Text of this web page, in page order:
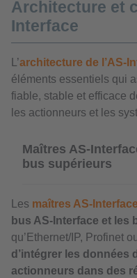
Architecture et
Interface
L’architecture de l’AS-
éléments essentiels qui
fiable, stable et efficace
les actionneurs et les
Maîtres AS-
bus supérieurs
Les maîtres AS-Interface
bus AS-Interface et les
qu’Ethernet/IP, Profinet
d’intégrer les données
actionneurs dans des